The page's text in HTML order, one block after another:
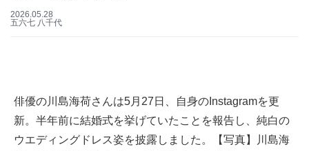
2026.05.28
五六七 八千代
俳優の川島海荷さんは5月27日、自身のInstagramを更
新。半年前に結婚式を挙げていたことを報告し、純白の
ウエディングドレス姿を披露しました。【写真】川島海